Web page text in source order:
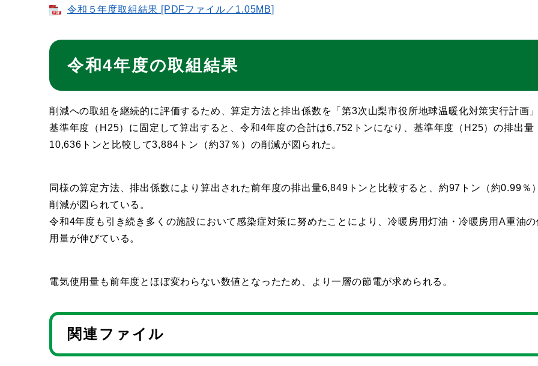
令和５年度取組結果 [PDFファイル／1.05MB]
令和4年度の取組結果
削減への取組を継続的に評価するため、算定方法と排出係数を「第3次山梨市役所地球温暖化対策実行計画
基準年度（H25）に固定して算出すると、令和4年度の合計は6,752トンになり、基準年度（H25）の排出量
10,636トンと比較して3,884トン（約37％）の削減が図られた。
同様の算定方法、排出係数により算出された前年度の排出量6,849トンと比較すると、約97トン（約0.99％
削減が図られている。
令和4年度も引き続き多くの施設において感染症対策に努めたことにより、冷暖房用灯油・冷暖房用A重油の
用量が伸びている。
電気使用量も前年度とほぼ変わらない数値となったため、より一層の節電が求められる。
関連ファイル